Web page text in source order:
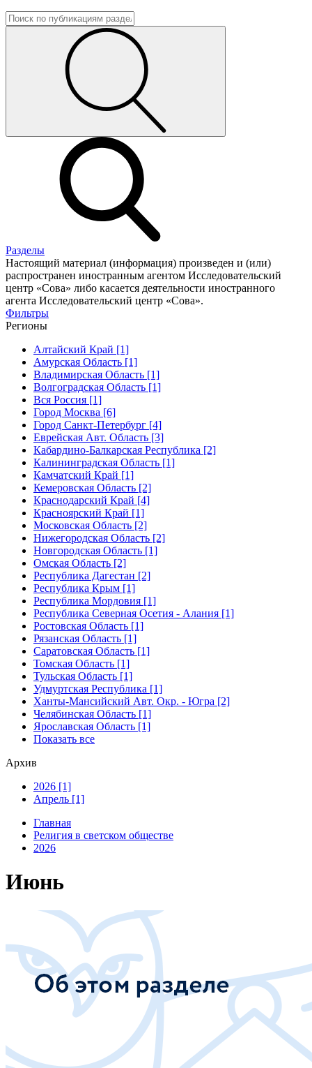
Разделы
Настоящий материал (информация) произведен и (или)
распространен иностранным агентом Исследовательский
центр «Сова» либо касается деятельности иностранного
агента Исследовательский центр «Сова».
Фильтры
Регионы
Алтайский Край [1]
Амурская Область [1]
Владимирская Область [1]
Волгоградская Область [1]
Вся Россия [1]
Город Москва [6]
Город Санкт-Петербург [4]
Еврейская Авт. Область [3]
Кабардино-Балкарская Республика [2]
Калининградская Область [1]
Камчатский Край [1]
Кемеровская Область [2]
Краснодарский Край [4]
Красноярский Край [1]
Московская Область [2]
Нижегородская Область [2]
Новгородская Область [1]
Омская Область [2]
Республика Дагестан [2]
Республика Крым [1]
Республика Мордовия [1]
Республика Северная Осетия - Алания [1]
Ростовская Область [1]
Рязанская Область [1]
Саратовская Область [1]
Томская Область [1]
Тульская Область [1]
Удмуртская Республика [1]
Ханты-Мансийский Авт. Окр. - Югра [2]
Челябинская Область [1]
Ярославская Область [1]
Показать все
Архив
2026 [1]
Апрель [1]
Главная
Религия в светском обществе
2026
Июнь